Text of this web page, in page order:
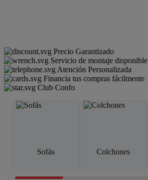
Precio Garantizado
Servicio de montaje disponible
Atención Personalizada
Financia tus compras fácilmente
Club Confo
Sofás Colchones